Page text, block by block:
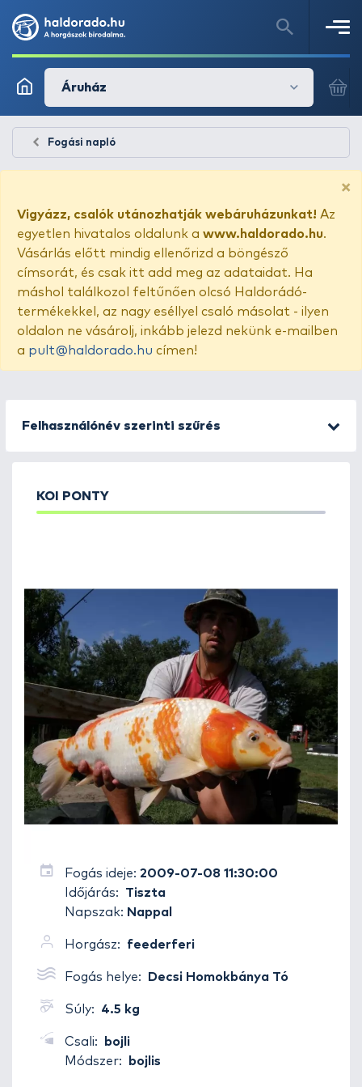
Áruház
Fogási napló
×
Vigyázz, csalók utánozhatják webáruházunkat! Az
egyetlen hivatalos oldalunk a www.haldorado.hu.
Vásárlás előtt mindig ellenőrizd a böngésző
címsorát, és csak itt add meg az adataidat. Ha
máshol találkozol feltűnően olcsó Haldorádó-
termékekkel, az nagy eséllyel csaló másolat - ilyen
oldalon ne vásárolj, inkább jelezd nekünk e-mailben
a pult@haldorado.hu címen!
Felhasználónév szerinti szűrés
KOI PONTY
Fogás ideje: 2009-07-08 11:30:00
Időjárás:
Tiszta
Napszak: Nappal
Horgász: feederferi
Fogás helye: Decsi Homokbánya Tó
Súly: 4.5 kg
Csali:
bojli
Módszer:
bojlis